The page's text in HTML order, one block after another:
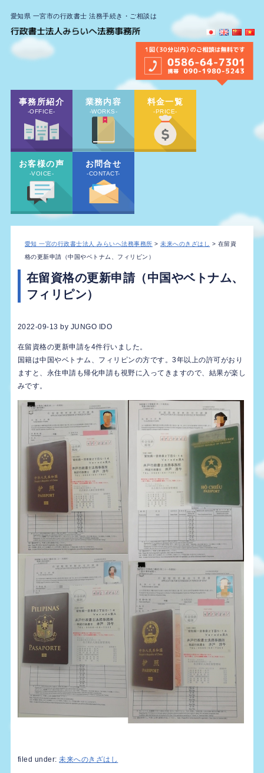
愛知県 一宮市の行政書士 法務手続き・ご相談は
事務所紹介
-OFFICE-
業務内容
-WORKS-
料金一覧
-PRICE-
お客様の声
-VOICE-
お問合せ
-CONTACT-
愛知 一宮の行政書士法人 みらいへ法務事務所 >未来へのきざはし
> 在留資
格の更新申請（中国やベトナム、フィリピン）
在留資格の更新申請（中国やベトナム、
フィリピン）
2022-09-13 by JUNGO IDO
在留資格の更新申請を4件行いました。
国籍は中国やベトナム、フィリピンの方です。3年以上の許可がおり
ますと、永住申請も帰化申請も視野に入ってきますので、結果が楽し
みです。
filed under:未来へのきざはし